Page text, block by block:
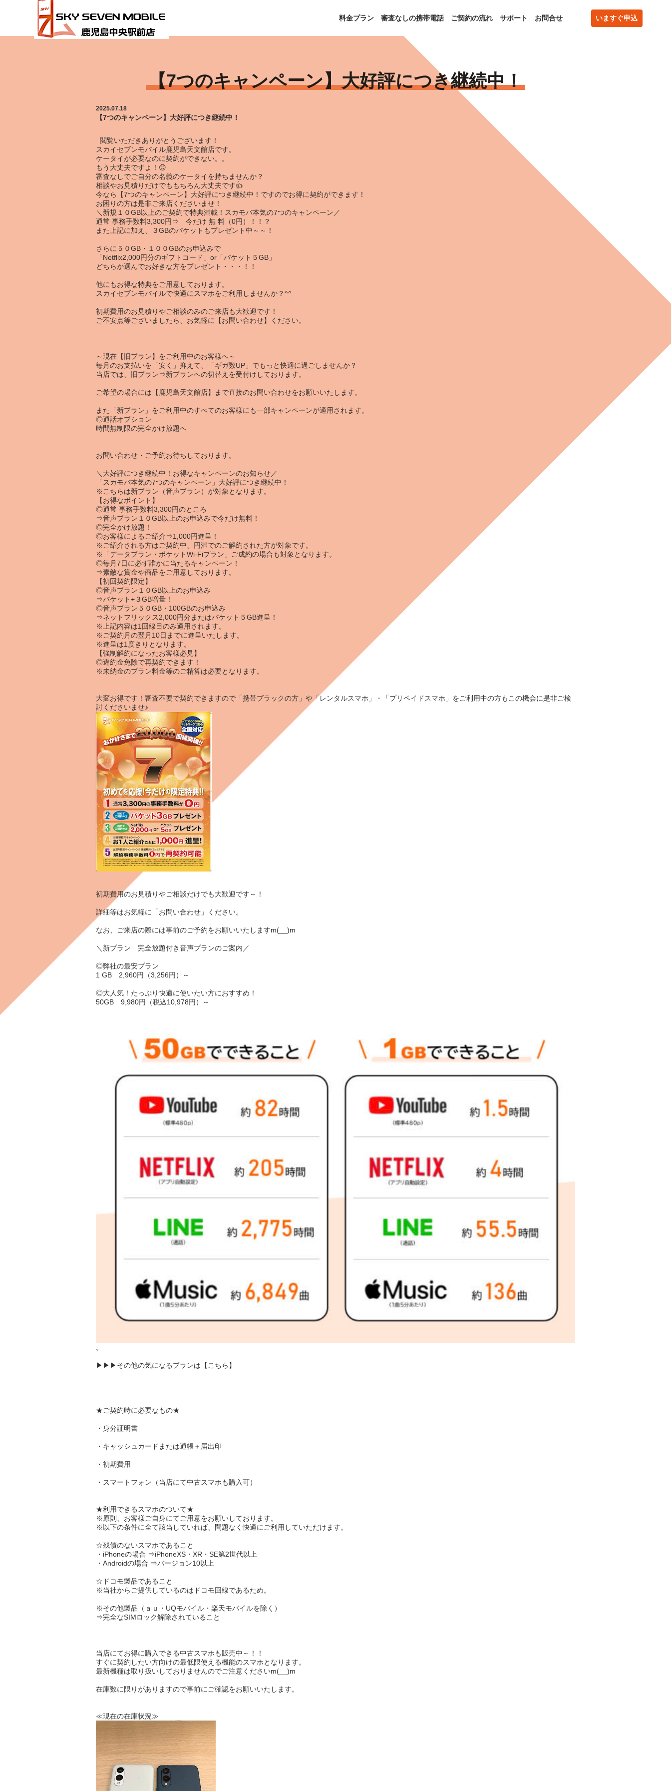
料金プラン 審査なしの携帯電話 ご契約の流れ サポート お問合せ いますぐ申込
HOME
【7つのキャンペーン】大好評につき継続中！
2025.07.18
【7つのキャンペーン】大好評につき継続中！
閲覧いただきありがとうございます！
スカイセブンモバイル鹿児島天文館店です。
ケータイが必要なのに契約ができない。。
もう大丈夫ですよ！😊
審査なしでご自分の名義のケータイを持ちませんか？
相談やお見積りだけでももちろん大丈夫です👍
今なら【7つのキャンペーン】大好評につき継続中！ ですのでお得に契約ができます！
お困りの方は是非ご来店くださいませ！
＼ 新規１０GB以上のご契約で特典満載！スカモバ本気の7つのキャンペーン ／
通常 事務手数料3,300円⇒ 今だけ 無 料（0円）！！？
また上記に加え、３GBのパケットもプレゼント中～～！
さらに ５０GB ・ １００GBのお申込みで
「Netflix2,000円分のギフトコード」or「パケット５GB」
どちらか選んでお好きな方をプレゼント・・・！！
他にもお得な特典をご用意しております。
スカイセブンモバイルで快適にスマホをご利用しませんか？^^
初期費用のお見積りやご相談のみのご来店も大歓迎です！
ご不安点等ございましたら、お気軽に【お問い合わせ】ください。
～現在【 旧プラン】 をご利用中のお客様へ～
毎月のお支払いを「安く」抑えて、「ギガ数UP」でもっと快適に過ごしませんか？
当店では、旧プラン⇒新プランへの切替えを受付けしております。
ご希望の場合には【鹿児島天文館店】まで直接のお問い合わせをお願いいたします。
また「新プラン」をご利用中のすべてのお客様にも一部キャンペーンが適用されます。
◎通話オプション
時間無制限の完全かけ放題へ
お問い合わせ・ご予約お待ちしております。
＼大好評につき継続中！お得なキャンペーンのお知らせ／
「 スカモバ本気の7つのキャンペーン 」大好評につき継続中！
※こちらは新プラン（音声プラン）が対象となります。
【お得なポイント 】
◎通常 事務手数料3,300円のところ
⇒音声プラン １０GB以上のお申込みで今だけ無料 ！
◎完全かけ放題！
◎お客様によるご紹介⇒1,000円進呈！
※ご紹介される方はご契約中、円満でのご解約された方が対象です。
※「データプラン・ポケットWi-Fiプラン」ご成約の場合も対象となります。
◎毎月7日に必ず誰かに当たるキャンペーン！
⇒素敵な賞金や商品をご用意しております。
【初回契約限定】
◎音声プラン １０GB以上のお申込み
⇒パケット+３GB増量！
◎音声プラン ５０GB・100GBのお申込み
⇒ネットフリックス2,000円分またはパケット５GB進呈！
※上記内容は1回線目のみ適用されます。
※ご契約月の翌月10日までに進呈いたします。
※進呈は1度きりとなります。
【強制解約になったお客様必見】
◎違約金免除で再契約できます！
※未納金のプラン料金等のご精算は必要となります。
大変お得です！審査不要で契約できますので「携帯ブラックの方」や「レンタルスマホ 」・「プリペイドスマホ 」をご利用中の方もこの機会に是非ご検
討くださいませ♪
初期費用のお見積りやご相談だけでも大歓迎です～！
詳細等はお気軽に「お問い合わせ 」ください。
なお、ご来店の際には事前のご予約をお願いいたしますm(__)m
＼新プラン 完全放題付き音声プランのご案内／
◎弊社の最安プラン
1 GB 2,960円（3,256円）～
◎大人気！ たっぷり快適に使いたい方におすすめ！
50GB 9,980円（税込10,978円）～
。
▶▶▶その他の気になるプランは【 こちら 】
★ご契約時に必要なもの★
・ 身分証明書
・ キャッシュカード または通帳＋届出印
・ 初期費用
・ スマートフォン （当店にて中古スマホも購入可）
★利用できるスマホのついて★
※原則、 お客様ご自身にてご用意をお願いしております。
※以下の条件に全て該当 していれば、問題なく快適にご利用していただけます。
☆残債のないスマホであること
・iPhoneの場合 ⇒iPhoneXS ・ XR ・ SE第2世代以上
・Androidの場合 ⇒バージョン10以上
☆ ドコモ製品であること
※当社からご提供しているのはドコモ回線であるため。
※その他製品（ａｕ・UQモバイル・楽天モバイルを除く）
⇒完全なSIMロック解除されていること
当店にてお得に購入できる中古スマホも販売中～！！
すぐに契約したい方向けの最低限使える機能のスマホとなります。
最新機種は取り扱いしておりませんのでご注意くださいm(__)m
在庫数に限りがありますので事前にご確認をお願いいたします。
≪現在の在庫状況≫